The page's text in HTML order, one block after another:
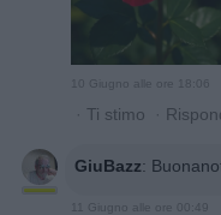
10 Giugno alle ore 18:06
· Ti stimo ·
GiuBazz:
11 Giugno alle ore 00:49